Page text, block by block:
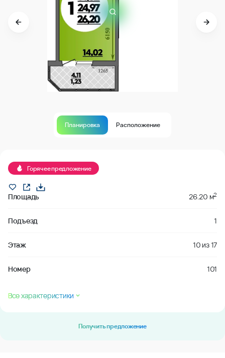
Планировка Расположение
Горячее предложение
Площадь 26.20 м2
Подъезд 1
Этаж 10 из17
Номер 101
Все характеристики
Получить предложение